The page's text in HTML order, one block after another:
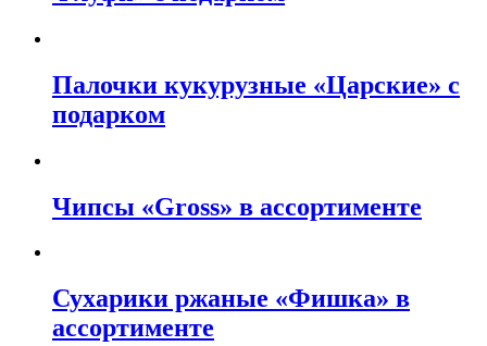
Палочки кукурузные «Царские» с
подарком
Чипсы «Gross» в ассортименте
Сухарики ржаные «Фишка» в
ассортименте